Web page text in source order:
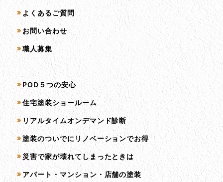
よくあるご質問
お問い合わせ
職人募集
サービス一覧
POD５つの安心
住宅塗装ショールーム
リアルタイムオンデマンド診断
塗装のついでにリノベーションでお得
災害で家が壊れてしまったときは
アパート・マンション・店舗の塗装